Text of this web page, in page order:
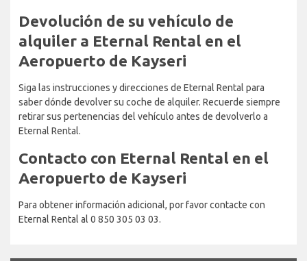
Devolución de su vehículo de
alquiler a Eternal Rental en el
Aeropuerto de Kayseri
Siga las instrucciones y direcciones de Eternal Rental para
saber dónde devolver su coche de alquiler. Recuerde siempre
retirar sus pertenencias del vehículo antes de devolverlo a
Eternal Rental.
Contacto con Eternal Rental en el
Aeropuerto de Kayseri
Para obtener información adicional, por favor contacte con
Eternal Rental al 0 850 305 03 03.